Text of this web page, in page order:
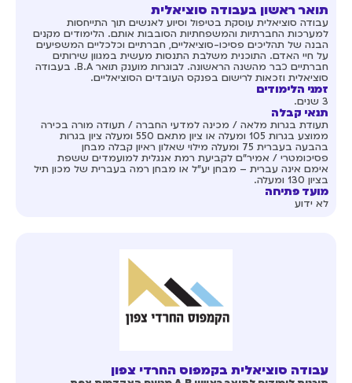
תואר ראשון בעבודה סוציאלית
עבודה סוציאלית עוסקת בטיפול וסיוע לאנשים תוך התייחסות
למערכות החברתיות והמשפחתיות הסובבות אותם. הלימודים מקנים
הבנה של תהליכים פסיכו-סוציאליים, חברתיים וכלכליים המשפיעים
על חיי האדם. התוכנית משלבת התנסות מעשית במגוון שירותים
חברתיים כבר מהשנה הראשונה. לבוגרות מוענק תואר B.A. בעבודה
סוציאלית וזכאות לרישום בפנקס העובדים הסוציאליים.
זמני הלימודים
3 שנים.
תנאי קבלה
תעודת בגרות מלאה / מכינה למדעי החברה / תעודה מורה בכירה
ממוצע בגרות 105 ומעלה או ציון מתאם 550 ומעלה ציון בגרות
בהבעה בעברית 75 ומעלה מילוי שאלון ראיון קבלה מבחן
פסיכומטרי / אמיר"ם לקביעת רמת אנגלית למועמדים ששפת
אימם אינה עברית – מבחן יע"ל או מבחן רמה בעברית של מכון תיל
בציון 130 ומעלה.
מועד פתיחה
לא ידוע
עבודה סוציאלית בקמפוס החרדי צפון